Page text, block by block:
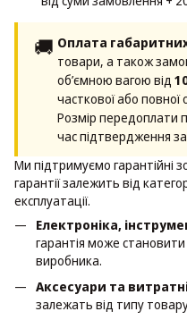
🚚 Оплата
товари, а також
об’ємною вагою від
часткової або повної
Розмір передоплати
час підтвердження
Ми підтримуємо гарантійні
гарантії залежить від
експлуатації.
Електроніка,
гарантія може
виробника.
Аксесуари та
залежать від типу